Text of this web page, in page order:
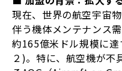
現在、世界の航空宇宙
伴う機体メンテナンス
約165億米ドル規模に
２)。特に、航空機が不